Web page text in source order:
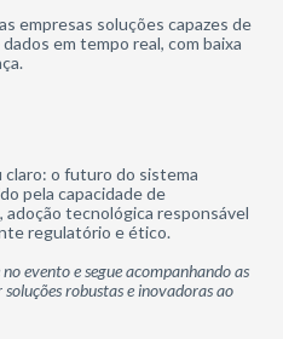
empresas soluções capazes de
em tempo real, com baixa
claro: o futuro do sistema
pela capacidade de
tecnológica responsável
regulatório e ético.
evento e segue acompanhando as
robustas e inovadoras ao